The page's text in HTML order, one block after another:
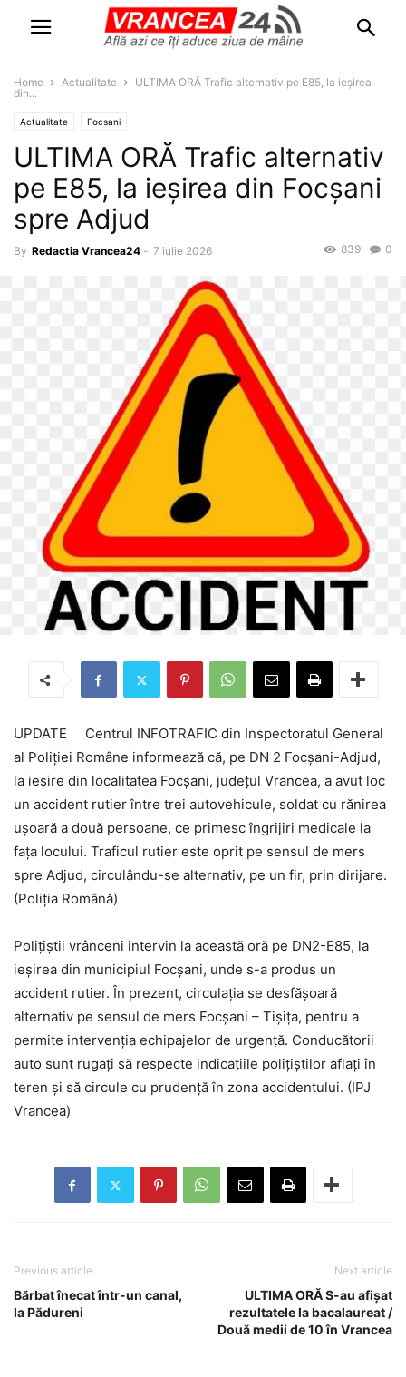
Home Actualitate
ULTIMA ORĂ Trafic alternativ pe E85, la ieșirea
din...
Actualitate Focsani
ULTIMA ORĂ Trafic alternativ
pe E85, la ieșirea din Focșani
spre Adjud
By Redactia Vrancea24 - 7 iulie 2026 0
839
UPDATE Centrul INFOTRAFIC din Inspectoratul General
al Poliției Române informează că, pe DN 2 Focșani-Adjud,
la ieșire din localitatea Focșani, județul Vrancea, a avut loc
un accident rutier între trei autovehicule, soldat cu rănirea
ușoară a două persoane, ce primesc îngrijiri medicale la
fața locului. Traficul rutier este oprit pe sensul de mers
spre Adjud, circulându-se alternativ, pe un fir, prin dirijare.
(Poliția Română)
Polițiștii vrânceni intervin la această oră pe DN2-E85, la
ieșirea din municipiul Focșani, unde s-a produs un
accident rutier. În prezent, circulația se desfășoară
alternativ pe sensul de mers Focșani – Tișița, pentru a
permite intervenția echipajelor de urgență. Conducătorii
auto sunt rugați să respecte indicațiile polițiștilor aflați în
teren și să circule cu prudență în zona accidentului. (IPJ
Vrancea)
Previous article
Bărbat înecat într-un canal,
la Pădureni
Next article
ULTIMA ORĂ S-au afișat
rezultatele la bacalaureat /
Două medii de 10 în Vrancea